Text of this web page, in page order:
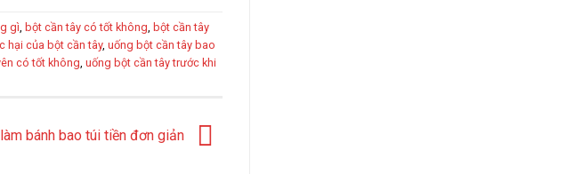
gì bột cần tây có tốt không bột cần tây
hại của bột cần tây, uống bột cần tây bao
có tốt không uống bột cần tây trước khi
bánh bao túi tiền đơn giản